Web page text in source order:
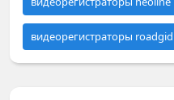
видеорегистраторы roadgid